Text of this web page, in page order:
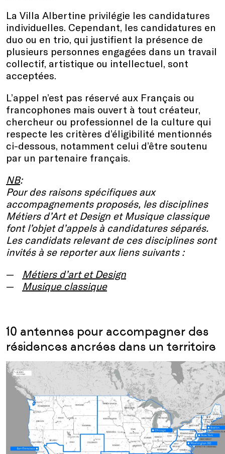
La Villa Albertine privilégie les candidatures
individuelles. Cependant, les candidatures en
duo ou en trio, qui justifient la présence de
plusieurs personnes engagées dans un travail
collectif, artistique ou intellectuel, sont
acceptées.
L’appel n’est pas réservé aux Français ou
francophones mais ouvert à tout créateur,
chercheur ou professionnel de la culture qui
respecte les critères d’éligibilité mentionnés
ci-dessous, notamment celui d’être soutenu
par un partenaire français.
NB:
Pour des raisons spécifiques aux
accompagnements proposés, les disciplines
Métiers d’Art et Design et Musique classique
font l’objet d’appels à candidatures séparés.
Les candidats relevant de ces disciplines sont
invités à se reporter aux liens suivants :
Métiers d’art et Design
Musique classique
10 antennes pour accompagner des
résidences ancrées dans un territoire